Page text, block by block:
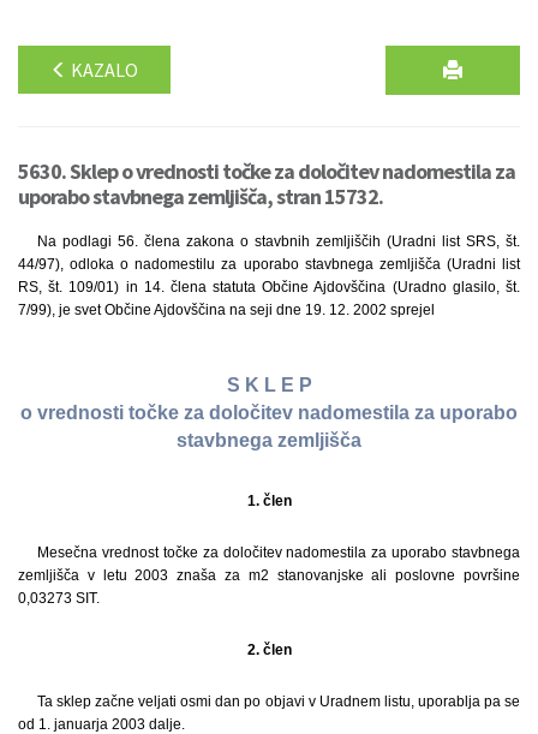
KAZALO
5630. Sklep o vrednosti točke za določitev nadomestila za
uporabo stavbnega zemljišča, stran 15732.
Na podlagi 56. člena zakona o stavbnih zemljiščih (Uradni list SRS, št.
44/97), odloka o nadomestilu za uporabo stavbnega zemljišča (Uradni list
RS, št. 109/01) in 14. člena statuta Občine Ajdovščina (Uradno glasilo, št.
7/99), je svet Občine Ajdovščina na seji dne 19. 12. 2002 sprejel
S K L E P
o vrednosti točke za določitev nadomestila za uporabo
stavbnega zemljišča
1. člen
Mesečna vrednost točke za določitev nadomestila za uporabo stavbnega
zemljišča v letu 2003 znaša za m2 stanovanjske ali poslovne površine
0,03273 SIT.
2. člen
Ta sklep začne veljati osmi dan po objavi v Uradnem listu, uporablja pa se
od 1. januarja 2003 dalje.